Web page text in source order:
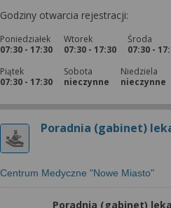
Godziny otwarcia rejestracji:
Poniedziałek
07:30 - 17:30
Wtorek
07:30 - 17:30
Środa
07:30 -
Piątek
07:30 - 17:30
Sobota
nieczynne
Niedziela
nieczynne
Poradnia (gabinet)
Centrum Medyczne "Nowe Miasto"
Poradnia (gabinet)